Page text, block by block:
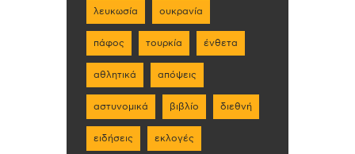
λευκωσία ουκρανία
πάφος τουρκία ένθετα
αθλητικά απόψεις
αστυνομικά βιβλίο διεθνή
ειδήσεις εκλογές